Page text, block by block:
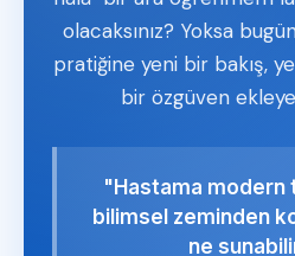
olacaksınız? Yoksa
pratiğine yeni bir bakış,
bir özgüven
"Hastama modern
bilimsel zeminden
ne